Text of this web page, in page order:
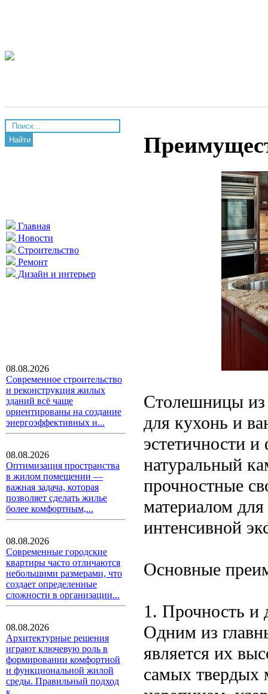
Найти
Главная
Новости
Строительство
Ремонт
Дизайн и интерьер
08.08.2026
Современное строительство
и реконструкция жилых
зданий всё чаще
ориентированы на создание
энергоэффективных и...
08.08.2026
Оптимизация пространства
в жилом помещении —
важная задача, которая
позволяет сделать жилье
более комфортным,...
08.08.2026
Современные городские
квартиры часто отличаются
небольшими размерами, что
создает определенные
сложности в организации...
08.08.2026
Архитектурные решения
играют ключевую роль в
формировании комфортной
и функциональной жилой
среды. Правильный подход
к...
Столешницы из
для кухонь и
эстетичности
натуральный
прочностные
материалом
интенсивной
Основные
1. Прочность и
Одним из
является их
самых твердых